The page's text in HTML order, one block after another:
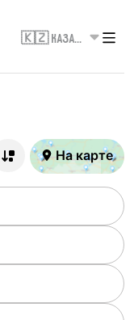
🇰🇿 Казахстан
На карте